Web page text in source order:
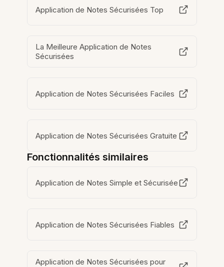
Application de Notes Sécurisées Top
La Meilleure Application de Notes
Sécurisées
Application de Notes Sécurisées Faciles
Application de Notes Sécurisées Gratuite
Fonctionnalités similaires
Application de Notes Simple et Sécurisée
Application de Notes Sécurisées Fiables
Application de Notes Sécurisées pour